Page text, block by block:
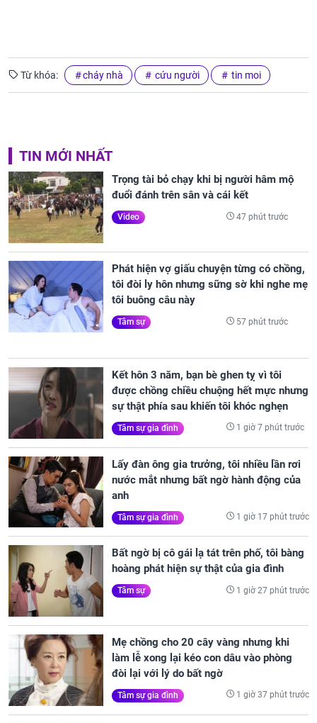
Từ khóa: cháy nhà cứu người tin moi
TIN MỚI NHẤT
Trọng tài bỏ chạy khi bị người hâm mộ
đuổi đánh trên sân và cái kết
Video 47 phút trước
Phát hiện vợ giấu chuyện từng có chồng,
tôi đòi ly hôn nhưng sững sờ khi nghe mẹ
tôi buông câu này
Tâm sự 57 phút trước
Kết hôn 3 năm, bạn bè ghen tỵ vì tôi
được chồng chiều chuộng hết mực nhưng
sự thật phía sau khiến tôi khóc nghẹn
Tâm sự gia đình 1 giờ 7 phút trước
Lấy đàn ông gia trưởng, tôi nhiều lần rơi
nước mắt nhưng bất ngờ hành động của
anh
Tâm sự gia đình 1 giờ 17 phút trước
Bất ngờ bị cô gái lạ tát trên phố, tôi bàng
hoàng phát hiện sự thật của gia đình
Tâm sự 1 giờ 27 phút trước
Mẹ chồng cho 20 cây vàng nhưng khi
làm lễ xong lại kéo con dâu vào phòng
đòi lại với lý do bất ngờ
Tâm sự gia đình 1 giờ 37 phút trước